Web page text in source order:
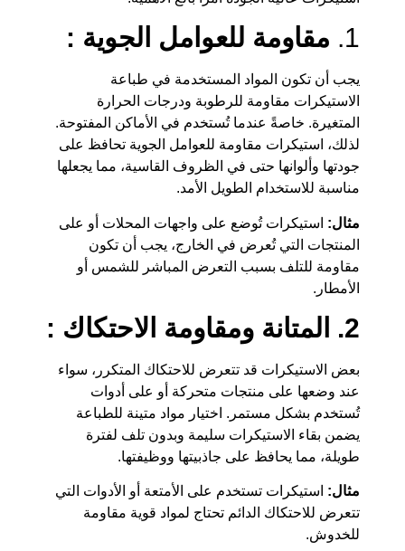
1. مقاومة للعوامل الجوية :
يجب أن تكون المواد المستخدمة في طباعة
الاستيكرات مقاومة للرطوبة ودرجات الحرارة
المتغيرة. خاصةً عندما تُستخدم في الأماكن المفتوحة.
لذلك، استيكرات مقاومة للعوامل الجوية تحافظ على
جودتها وألوانها حتى في الظروف القاسية، مما يجعلها
مناسبة للاستخدام الطويل الأمد.
مثال: استيكرات تُوضع على واجهات المحلات أو على
المنتجات التي تُعرض في الخارج، يجب أن تكون
مقاومة للتلف بسبب التعرض المباشر للشمس أو
الأمطار.
2. المتانة ومقاومة الاحتكاك :
بعض الاستيكرات قد تتعرض للاحتكاك المتكرر، سواء
عند وضعها على منتجات متحركة أو على أدوات
تُستخدم بشكل مستمر. اختيار مواد متينة للطباعة
يضمن بقاء الاستيكرات سليمة وبدون تلف لفترة
طويلة، مما يحافظ على جاذبيتها ووظيفتها.
مثال: استيكرات تستخدم على الأمتعة أو الأدوات التي
تتعرض للاحتكاك الدائم تحتاج لمواد قوية مقاومة
للخدوش.